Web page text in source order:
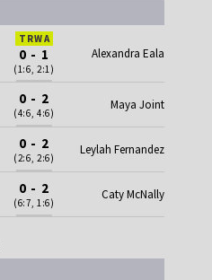
TRWA
0 - 1
(1:6, 2:1)
Alexandra Eala
0 - 2
(4:6, 4:6)
Maya Joint
0 - 2
(2:6, 2:6)
Leylah Fernandez
0 - 2
(6:7, 1:6)
Caty McNally